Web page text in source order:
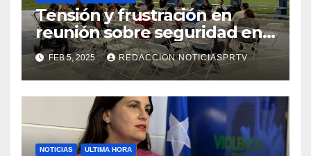
Tensión y frustración en
reunión sobre seguridad en
Reparto Metropolitano
FEB 5, 2025 REDACCION NOTICIASPRTV
NOTICIAS ULTIMA HORA